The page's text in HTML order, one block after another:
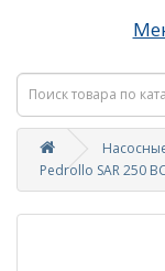
Pedrollo SAR 250